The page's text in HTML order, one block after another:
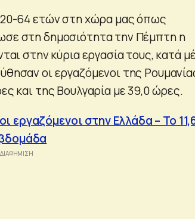
20-64 ετών στη χώρα μας όπως
στη δημοσιότητα την Πέμπτη η
στην κύρια εργασία τους, κατά
οι εργαζόμενοι της
και της Βουλγαρία με 39,0 ώρες.
στην Ελλάδα – Το